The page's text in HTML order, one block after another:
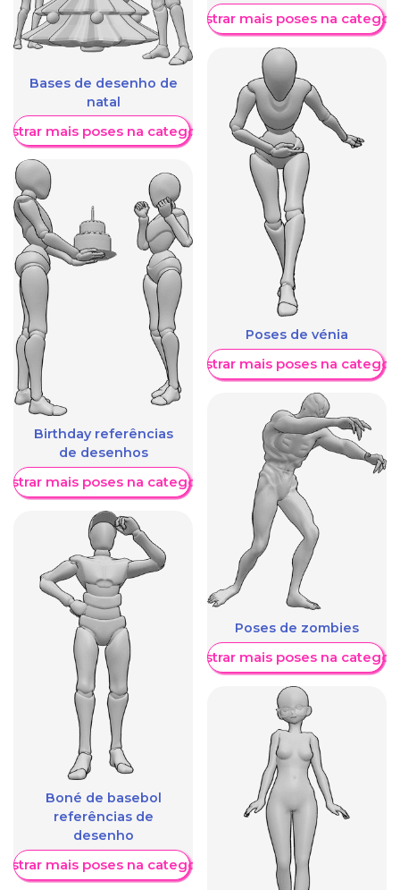
Bases de desenho de
natal
mais poses na categoria
Birthday referências
de desenhos
mais poses na categoria
Boné de basebol
referências de
desenho
mais poses na categoria
Mostrar mais poses na
Poses de vénia
Mostrar mais poses na
Poses de zombies
Mostrar mais poses na